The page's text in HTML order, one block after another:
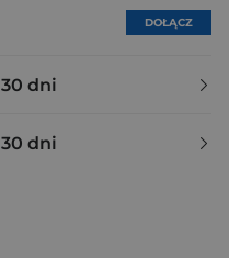
DOŁĄCZ
30 dni
30 dni